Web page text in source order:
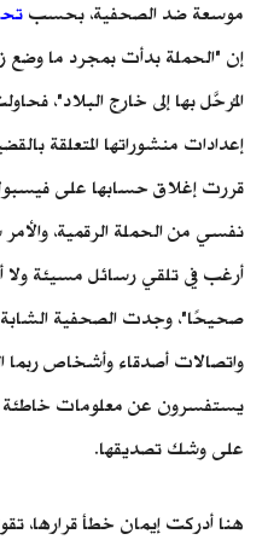
موسعة ضد الصحفية، بحسب
إن "الحملة بدأت بمجرد ما وضع
المُرحَّل بها إلى خارج البلاد"،
إعدادات منشوراتها المتعلقة
قررت إغلاق حسابها على
نفسي من الحملة الرقمية،
أرغب في تلقي رسائل مسيئة ولا
صحيحًا"، وجدت الصحفية
واتصالات أصدقاء وأشخاص ربما
يستفسرون عن معلومات
على وشك تصديقها.
هنا أدركت إيمان خطأ قرارها،